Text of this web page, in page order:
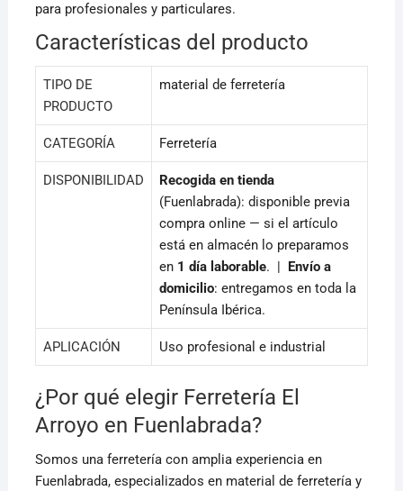
para profesionales y particulares.
Características del producto
TIPO DE
PRODUCTO
material de ferretería
CATEGORÍA Ferretería
DISPONIBILIDAD
Recogida en tienda
(Fuenlabrada): disponible previa
compra online — si el artículo
está en almacén lo preparamos
en 1 día laborable. |
Envío a
domicilio: entregamos en toda la
Península Ibérica.
APLICACIÓN Uso profesional e industrial
¿Por qué elegir Ferretería El
Arroyo en Fuenlabrada?
Somos una ferretería con amplia experiencia en
Fuenlabrada, especializados en material de ferretería y